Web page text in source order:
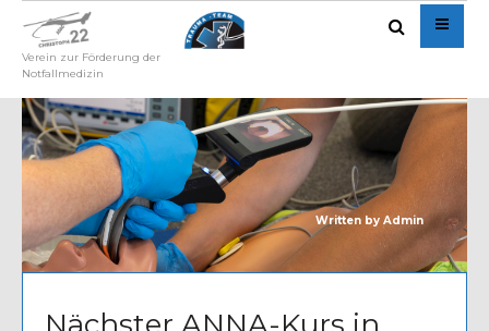
Verein zur Förderung der
Notfallmedizin
Written by Admin